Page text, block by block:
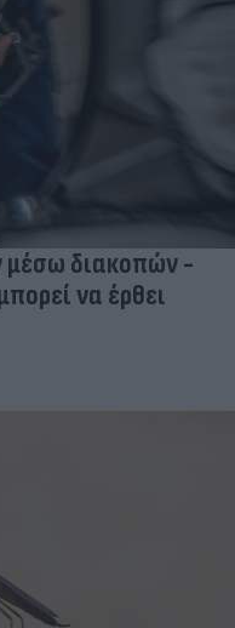
μέσω διακοπών -
να έρθει